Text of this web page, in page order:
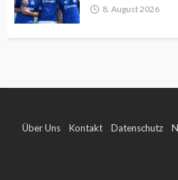
8. August 2026
Über Uns Kontakt Datenschutz